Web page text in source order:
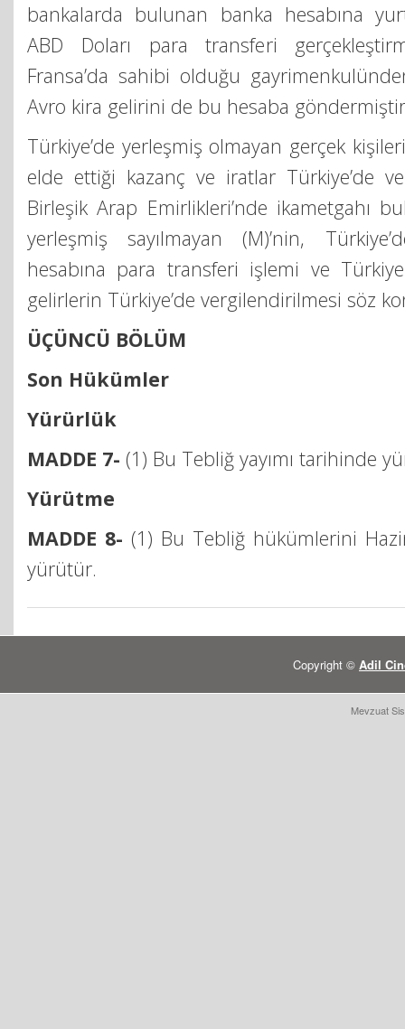
bankalarda bulunan banka hesabına
ABD Doları para transferi
Fransa’da sahibi olduğu
Avro kira gelirini de bu hesaba
Türkiye’de yerleşmiş olmayan gerçek
elde ettiği kazanç ve iratlar Türkiye’de
Birleşik Arap Emirlikleri’nde ikametgahı
yerleşmiş sayılmayan (M)’nin,
hesabına para transferi işlemi ve
gelirlerin Türkiye’de vergilendirilmesi söz
ÜÇÜNCÜ BÖLÜM
Son Hükümler
Yürürlük
MADDE 7- (1) Bu Tebliğ yayımı tarihinde
Yürütme
MADDE 8- (1) Bu Tebliğ hükümlerini
yürütür.
Copyright © Adil
Mevzuat